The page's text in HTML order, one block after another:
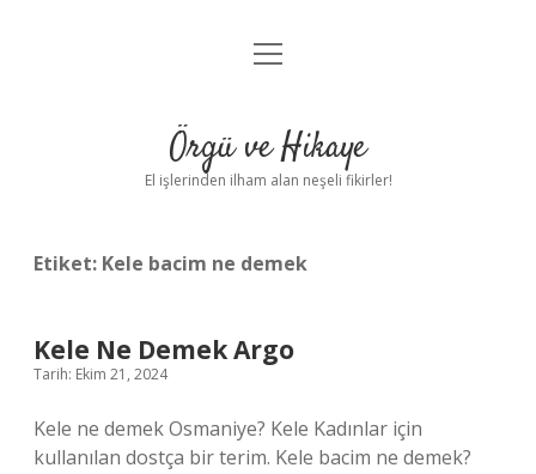
Anasayfa
Yasal Uyarı
menüyü
Örgü ve Hikaye
El işlerinden ilham alan neşeli fikirler!
Etiket: Kele bacim ne demek
Kele Ne Demek Argo
Tarih: Ekim 21, 2024
Kele ne demek Osmaniye? Kele Kadınlar için
kullanılan dostça bir terim. Kele bacim ne demek?